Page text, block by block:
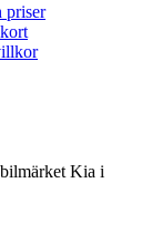
priser
Kia i